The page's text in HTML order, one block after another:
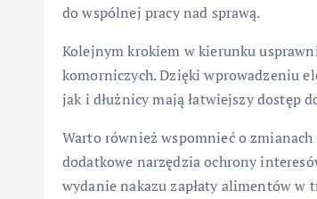
do wspólnej pracy nad sprawą.
Kolejnym krokiem w kierunku
komorniczych. Dzięki wprowadzeniu
jak i dłużnicy mają łatwiejszy dostęp
Warto również wspomnieć o
dodatkowe narzędzia ochrony
wydanie nakazu zapłaty alimentów w